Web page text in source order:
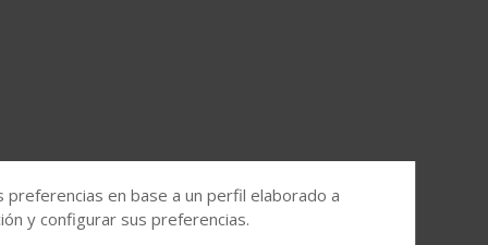
en base a un perfil elaborado a
y configurar sus preferencias.